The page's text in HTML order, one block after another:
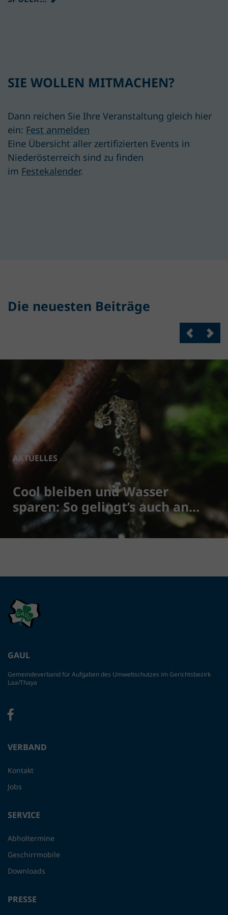
SIE WOLLEN MITMACHEN?
Dann reichen Sie Ihre Veranstaltung gleich hier
ein: Fest anmelden
Eine Übersicht aller zertifizierten Events in
Niederösterreich sind zu finden
im Festekalender.
Die neuesten Beiträge
AKTUELLES
Cool bleiben und Wasser
sparen: So gelingt’s auch an
heißen Tagen
GAUL
Gemeindeverband für Aufgaben des Umweltschutzes im Gerichtsbezirk
Laa/Thaya
VERBAND
Kontakt
Jobs
SERVICE
Abholtermine
Geschirrmobile
Downloads
PRESSE